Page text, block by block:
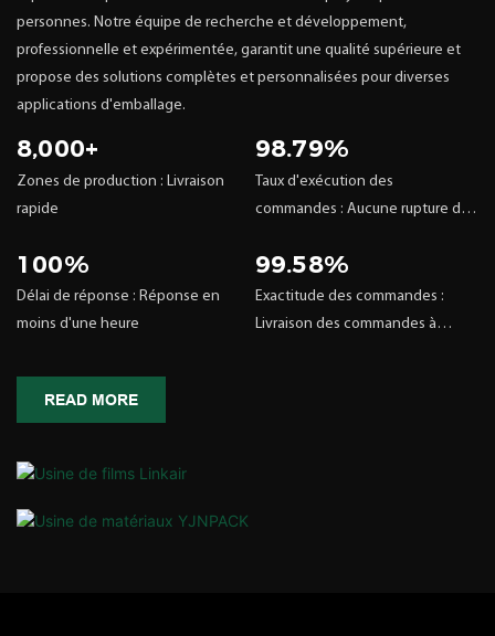
personnes. Notre équipe de recherche et développement,
professionnelle et expérimentée, garantit une qualité supérieure et
propose des solutions complètes et personnalisées pour diverses
applications d'emballage.
8,000+
Zones de production : Livraison
rapide
98.79%
Taux d'exécution des
commandes : Aucune rupture de
100%
Délai de réponse : Réponse en
moins d'une heure
99.58%
Exactitude des commandes :
Livraison des commandes à
READ MORE